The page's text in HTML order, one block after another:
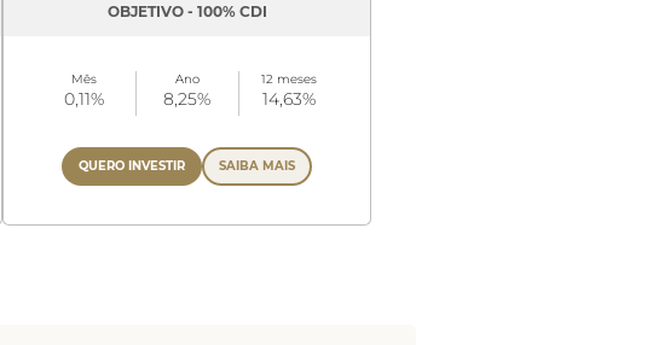
OBJETIVO - 100% CDI
Mês
0,11%
Ano
8,25%
12 meses
14,63%
QUERO INVESTIR SAIBA MAIS